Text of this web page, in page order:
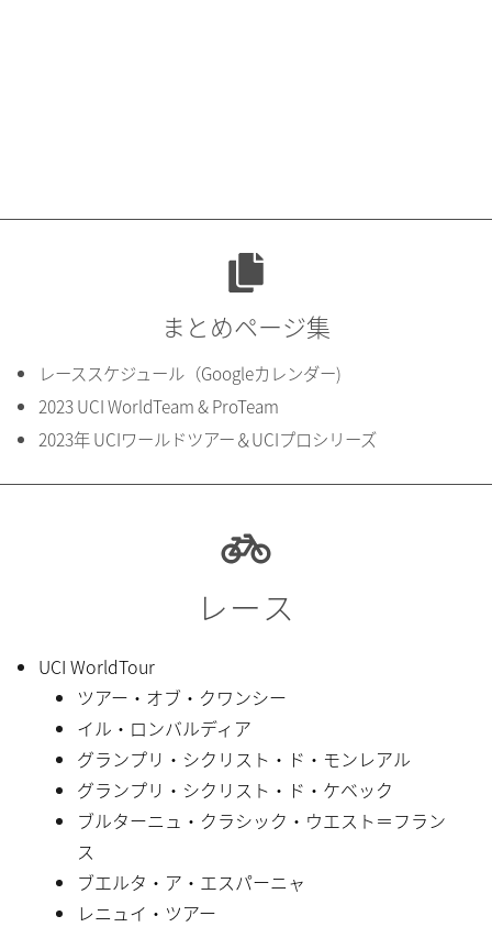
まとめページ集
レーススケジュール（Googleカレンダー)
2023 UCI WorldTeam & ProTeam
2023年 UCIワールドツアー＆UCIプロシリーズ
レース
UCI WorldTour
ツアー・オブ・クワンシー
イル・ロンバルディア
グランプリ・シクリスト・ド・モンレアル
グランプリ・シクリスト・ド・ケベック
ブルターニュ・クラシック・ウエスト＝フラン
ス
ブエルタ・ア・エスパーニャ
レニュイ・ツアー